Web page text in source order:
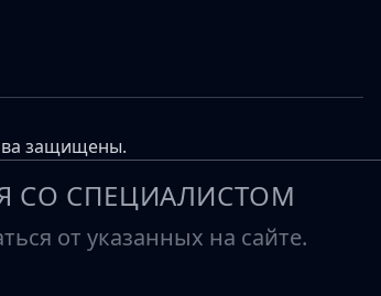
защищены.
СО СПЕЦИАЛИСТОМ
от указанных на сайте.